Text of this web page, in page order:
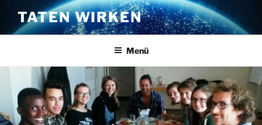
Inhalt
springen
TATEN WIRKEN
Menü